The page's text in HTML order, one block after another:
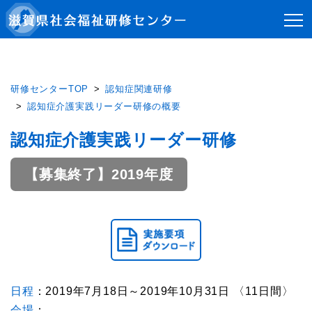
研修センターTOP
認知症関連研修
認知症介護実践リーダー研修の概要
認知症介護実践リーダー研修
【募集終了】2019年度
日程 ：2019年7月18日～2019年10月31日 〈11日間〉